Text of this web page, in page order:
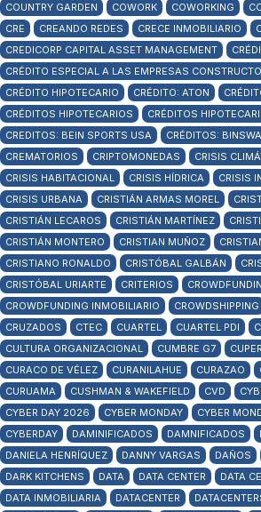
COUNTRY GARDEN
COWORK COWORKING
CRE
CREANDO REDES CRECE INMOBILIARIO
CREDICORP CAPITAL ASSET MANAGEMENT
CRÉDITO ESPECIAL A LAS EMPRESAS
CRÉDITO HIPOTECARIO
CRÉDITO: ATON
CRÉDITOS HIPOTECARIOS
CRÉDITOS
CREDITOS: BEIN SPORTS USA
CRÉDITOS:
CREMATORIOS
CRIPTOMONEDAS
CRISIS
CRISIS HABITACIONAL
CRISIS HÍDRICA
CRISIS
CRISIS URBANA
CRISTIÁN ARMAS MOREL
CRISTIÁN LECAROS
CRISTIÁN MARTÍNEZ
CRISTIÁN MONTERO
CRISTIAN MUÑOZ
CRISTIANO RONALDO
CRISTÓBAL GALBÁN
CRISTÓBAL URIARTE
CRITERIOS
CROWDFUNDING INMOBILIARIO
CROWDSHIPPING
CRUZADOS
CTEC CUARTEL CUARTEL PDI
CULTURA ORGANIZACIONAL
CUMBRE G7
CURACO DE VÉLEZ
CURANILAHUE CURAZAO
CURUAMA
CUSHMAN & WAKEFIELD CVD
CYBER DAY 2026
CYBER MONDAY
CYBER
CYBERDAY
DAMINIFICADOS DAMNIFICADOS
DANIELA HENRÍQUEZ
DANNY VARGAS DAÑOS
DARK KITCHENS
DATA DATA CENTER
DATA
DATA INMOBILIARIA
DATACENTER